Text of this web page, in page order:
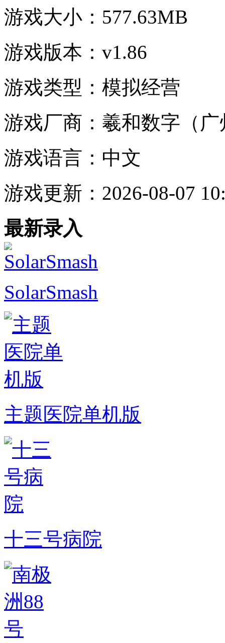
游戏大小： 577.63MB
游戏版本： v1.86
游戏类型： 模拟经营
游戏厂商： 羲和数字（
游戏语言： 中文
游戏更新： 2026-08-07
最新录入
SolarSmash
主题医院单机版
十三号病院